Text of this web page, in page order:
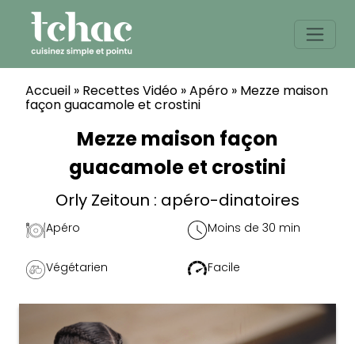
content
Accueil » Recettes Vidéo »Apéro » Mezze maison
façon guacamole et crostini
Mezze maison façon
guacamole et crostini
Orly Zeitoun : apéro-dinatoires
Apéro Moins de 30 min
Végétarien Facile